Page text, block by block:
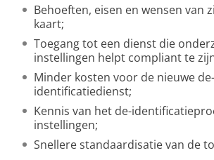
Behoeften, eisen en wensen van
kaart;
Toegang tot een dienst die
instellingen helpt compliant te
Minder kosten voor de nieuwe de-
identificatiedienst;
Kennis van het de-
instellingen;
Snellere standaardisatie van de